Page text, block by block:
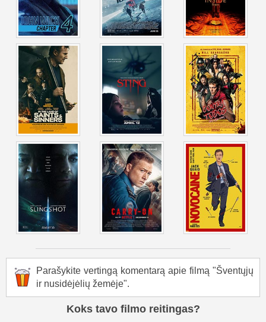
Parašykite vertingą komentarą apie filmą "Šventųjų
ir nusidėjėlių žemėje".